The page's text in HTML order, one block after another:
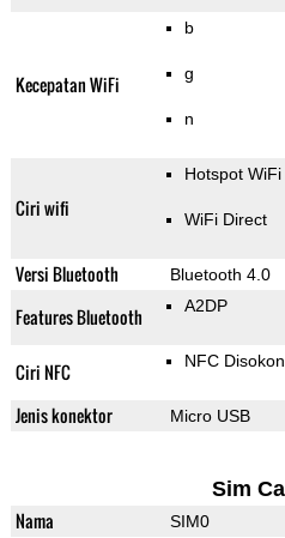
Kecepatan WiFi
b
g
n
Ciri wifi
Hotspot WiFi
WiFi Direct
Versi Bluetooth Bluetooth 4.0
Features Bluetooth A2DP
Ciri NFC NFC
Jenis konektor Micro USB
Sim
Nama SIM0